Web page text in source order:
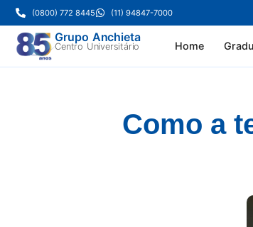
(0800) 772 8445 (11) 94847-7000
Grupo Anchieta
Centro Universitário Home
Como a